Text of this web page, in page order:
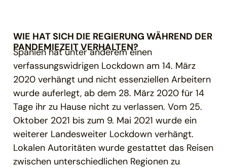
WIE HAT SICH DIE REGIERUNG WÄHREND DER
PANDEMIEZEIT VERHALTEN?
Spanien hat unter anderem einen
verfassungswidrigen Lockdown am 14. März
2020 verhängt und nicht essenziellen Arbeitern
wurde auferlegt, ab dem 28. März 2020 für 14
Tage ihr zu Hause nicht zu verlassen. Vom 25.
Oktober 2021 bis zum 9. Mai 2021 wurde ein
weiterer Landesweiter Lockdown verhängt.
Lokalen Autoritäten wurde gestattet das Reisen
zwischen unterschiedlichen Regionen zu